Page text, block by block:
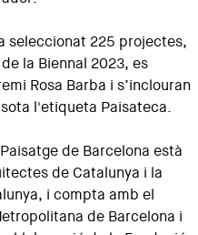
seleccionat 225 projectes,
la Biennal 2023, es
Rosa Barba i s’inclouran
l'etiqueta Paisateca.
de Barcelona està
de Catalunya i la
i compta amb el
de Barcelona i